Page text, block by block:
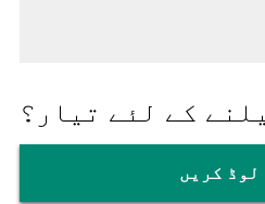
کے لئے تیار؟
لوڈ کریں